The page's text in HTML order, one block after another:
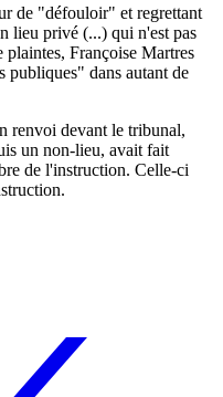
de "défouloir" et regrettant
lieu privé (...) qui n'est pas
Françoise Martres
publiques" dans autant de
renvoi devant le tribunal,
un non-lieu, avait fait
de l'instruction. Celle-ci